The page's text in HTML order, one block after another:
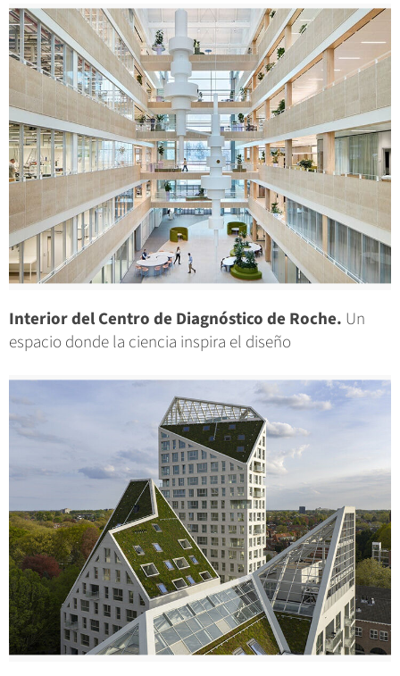
Interior del Centro de Diagnóstico de Roche. Un
espacio donde la ciencia inspira el diseño